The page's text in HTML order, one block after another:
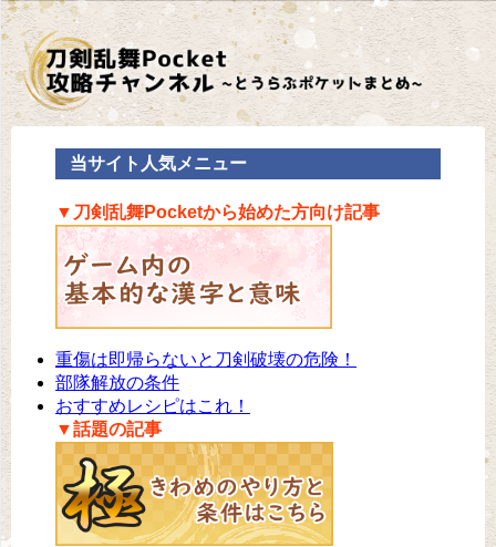
当サイト人気メニュー
▼刀剣乱舞Pocketから始めた方向け記事
重傷は即帰らないと刀剣破壊の危険！
部隊解放の条件
おすすめレシピはこれ！
▼話題の記事